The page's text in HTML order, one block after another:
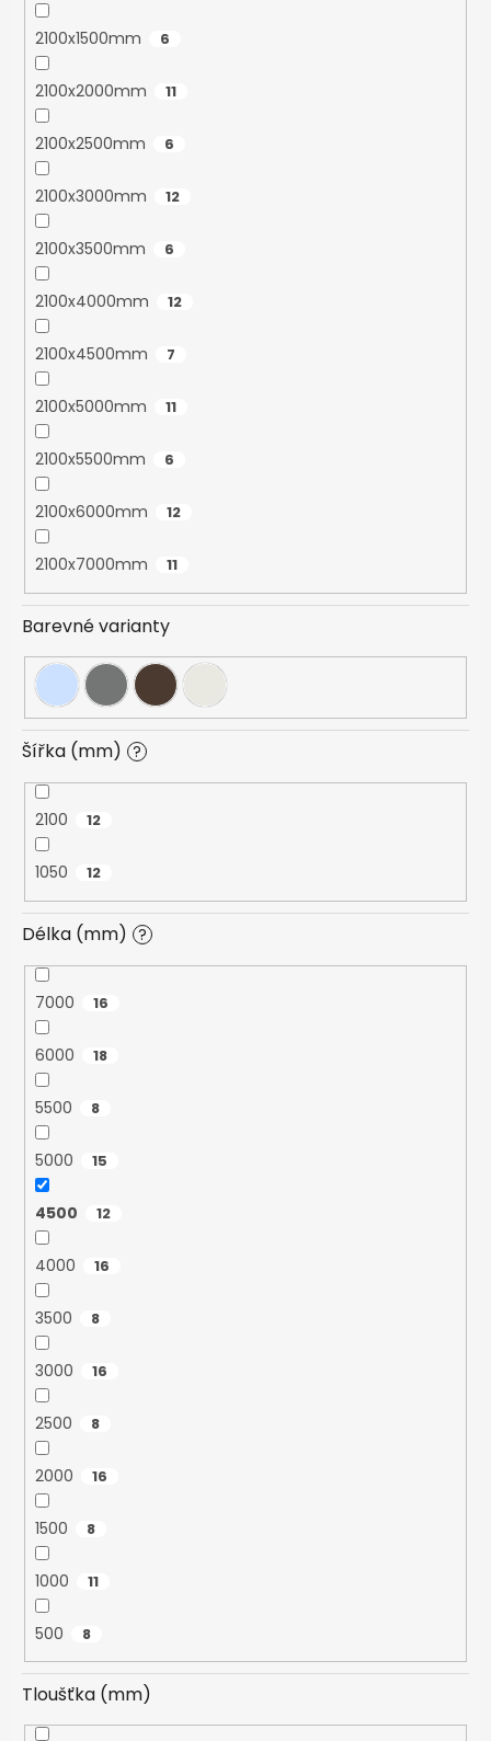
2100x1500mm 6
2100x2000mm 11
2100x2500mm 6
2100x3000mm 12
2100x3500mm 6
2100x4000mm 12
2100x4500mm 7
2100x5000mm 11
2100x5500mm 6
2100x6000mm 12
2100x7000mm 11
Barevné varianty
Šířka (mm) ?
2100 12
1050 12
Délka (mm) ?
7000 16
6000 18
5500 8
5000 15
4500 12
4000 16
3500 8
3000 16
2500 8
2000 16
1500 8
1000 11
500 8
Tloušťka (mm)